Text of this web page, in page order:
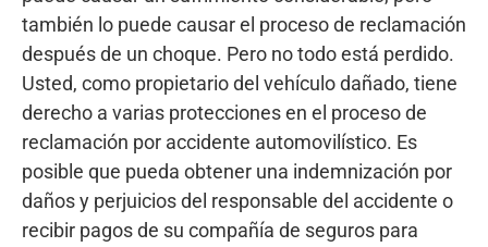
también lo puede causar el proceso de reclamación
después de un choque. Pero no todo está perdido.
Usted, como propietario del vehículo dañado, tiene
derecho a varias protecciones en el proceso de
reclamación por accidente automovilístico. Es
posible que pueda obtener una indemnización por
daños y perjuicios del responsable del accidente o
recibir pagos de su compañía de seguros para